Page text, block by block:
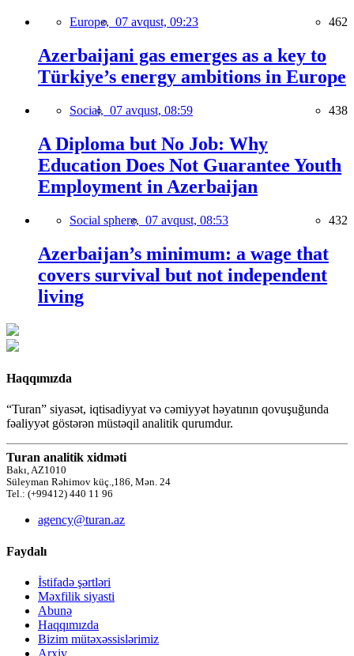
Europe, 07 avqust, 09:23 462
Azerbaijani gas emerges as a key to
Türkiye’s energy ambitions in Europe
Social, 07 avqust, 08:59 438
A Diploma but No Job: Why
Education Does Not Guarantee Youth
Employment in Azerbaijan
Social sphere, 07 avqust, 08:53 432
Azerbaijan’s minimum: a wage that
covers survival but not independent
living
Haqqımızda
“Turan” siyasət, iqtisadiyyat və cəmiyyət həyatının qovuşuğunda
fəaliyyət göstərən müstəqil analitik qurumdur.
Turan analitik xidməti
Bakı, AZ1010
Süleyman Rəhimov küç.,186, Mən. 24
Tel.: (+99412) 440 11 96
agency@turan.az
Faydalı
İstifadə şərtləri
Məxfilik siyasti
Abunə
Haqqımızda
Bizim mütəxəssislərimiz
Arxiv